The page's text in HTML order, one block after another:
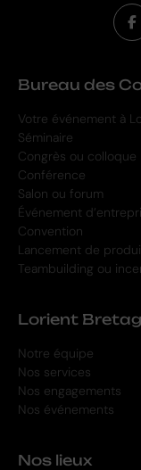
Bureau des
Votre événement à
Séminaire
Congrès ou colloque
Conférence
Salon ou forum
Événement
Convention
Lancement de
Teambuilding ou
Lorient
Notre équipe
Nos services
Nos engagements
Nos événements
Nos lieux